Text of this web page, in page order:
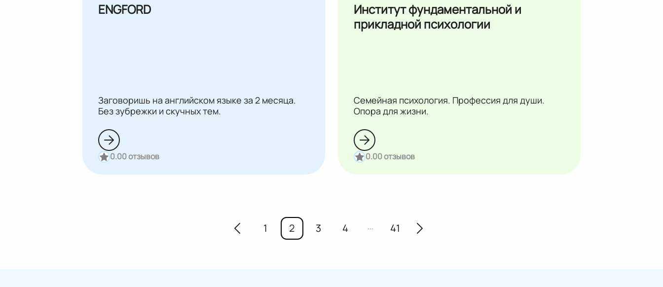
ENGFORD
Заговоришь на английском языке за 2 месяца.
Без зубрежки и скучных тем.
0.00 отзывов
Институт фундаментальной и
прикладной психологии
Семейная психология. Профессия для души.
Опора для жизни.
0.00 отзывов
1 2 3 4 ... 41